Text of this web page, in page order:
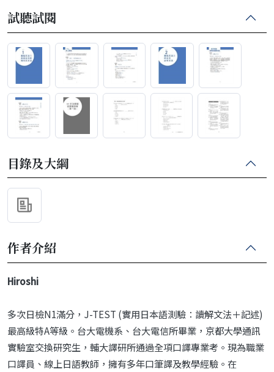
試聽試閱
目錄及大綱
作者介紹
Hiroshi
多次日檢N1滿分，J-TEST (實用日本語測驗：讀解文法＋記述)
最高級特A等級。台大電機系、台大電信所畢業，京都大學通訊
實驗室交換研究生，輔大譯研所通過全項口譯專業考。現為職業
口譯員、線上日語教師，擁有多年口筆譯及教學經驗。在